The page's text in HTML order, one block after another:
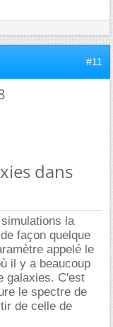
#11
dans
la
façon quelque
appelé le
il y a beaucoup
galaxies. C'est
le spectre de
de celle de